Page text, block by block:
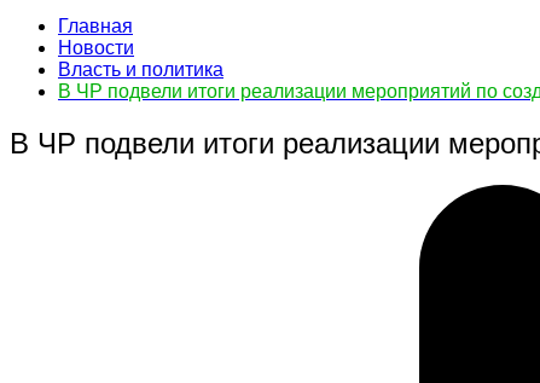
Главная
Новости
Власть и политика
В ЧР подвели итоги реализации мероприятий по
В ЧР подвели итоги реализации